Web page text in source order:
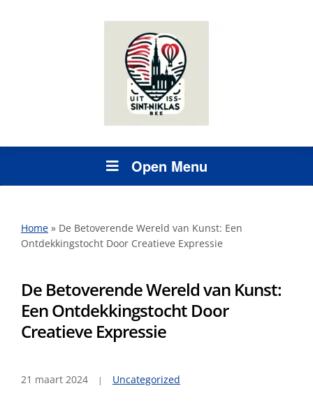
Open Menu
Home » De Betoverende Wereld van Kunst: Een
Ontdekkingstocht Door Creatieve Expressie
De Betoverende Wereld van Kunst:
Een Ontdekkingstocht Door
Creatieve Expressie
21 maart 2024 Uncategorized